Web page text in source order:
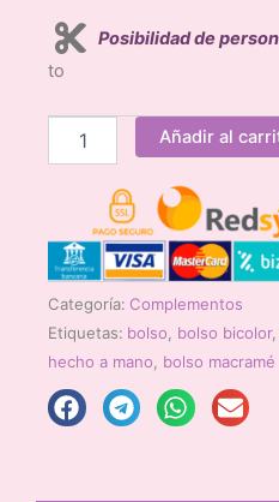
Posibilidad de
to
Turquesa
Macramé
cantidad
Añadir al
Categoría: Complementos
Etiquetas: bolso, bolso bicolor,
hecho a mano, bolso macramé